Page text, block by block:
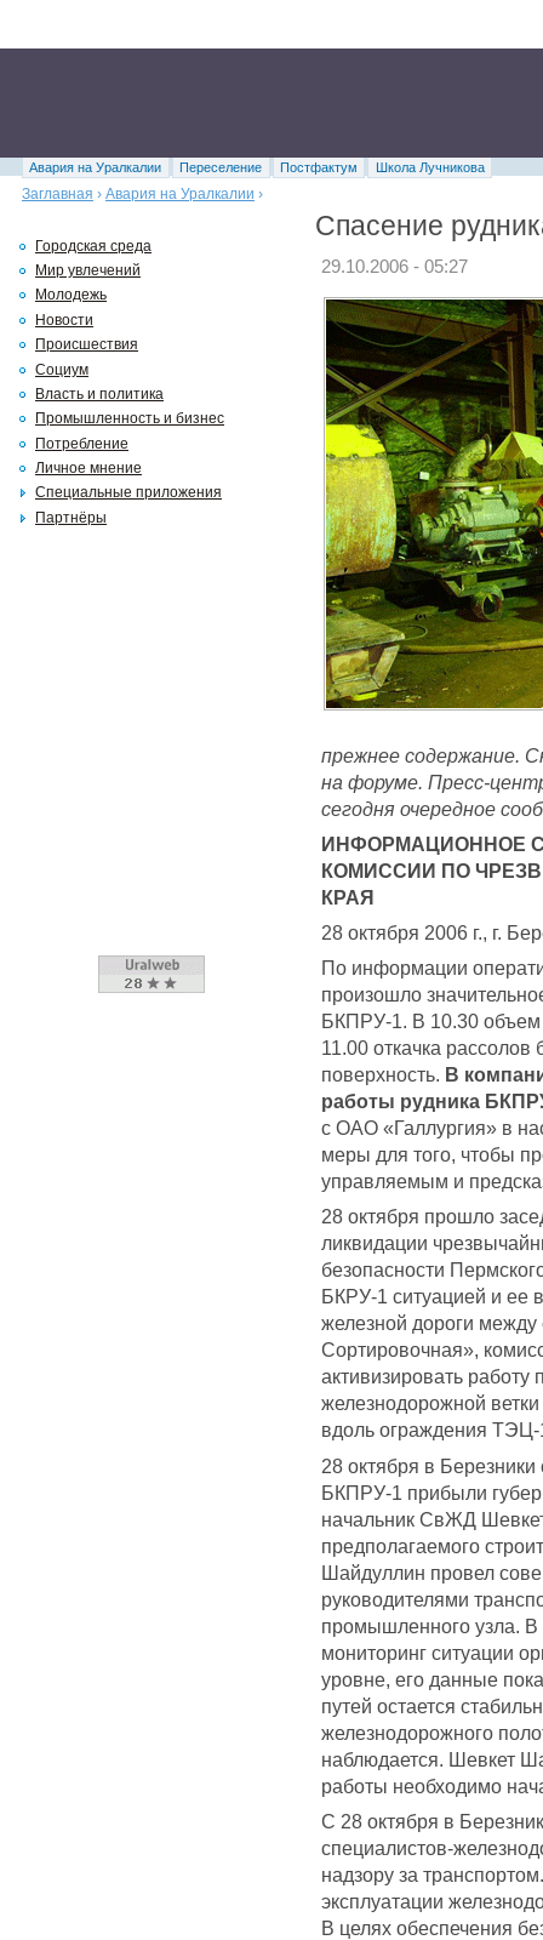
Авария на Уралкалии Переселение Постфактум
Школа Лучникова
Заглавная › Авария на Уралкалии ›
Спасение
29.10.2006 - 05:27
прежнее содержание.
на форуме. Пресс-
сегодня очередное
ИНФОРМАЦИОННОЕ
КОМИССИИ ПО
КРАЯ
28 октября 2006 г., г.
По информации
произошло
БКПРУ-1. В 10.30 объем
11.00 откачка
поверхность. В
работы рудника
с ОАО «Галлургия» в
меры для того, чтобы
управляемым и
28 октября прошло
ликвидации
безопасности
БКРУ-1 ситуацией и ее
железной дороги
Сортировочная»,
активизировать работу
железнодорожной
вдоль ограждения ТЭЦ-
28 октября в
БКПРУ-1 прибыли
начальник СвЖД
предполагаемого
Шайдуллин провел
руководителями
промышленного узла.
мониторинг ситуации
уровне, его данные
путей остается
железнодорожного
наблюдается. Шевкет
работы необходимо
С 28 октября в
специалистов-
надзору за
эксплуатации
В целях обеспечения
Городская среда
Мир увлечений
Молодежь
Новости
Происшествия
Социум
Власть и политика
Промышленность и бизнес
Потребление
Личное мнение
Специальные приложения
Партнёры